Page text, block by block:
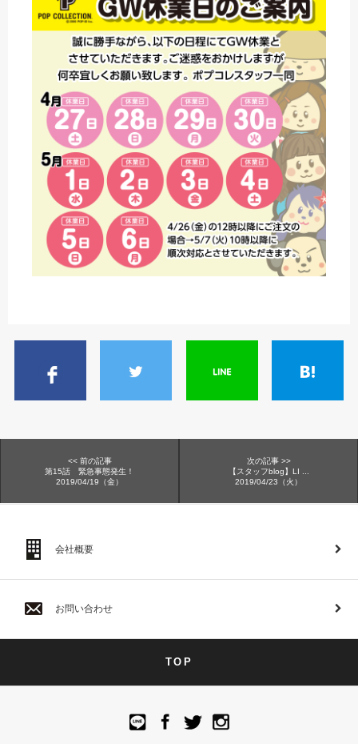
<< 前の記事
第15話 緊急事態発生！
2019/04/19（金）
次の記事 >>
【スタッフblog】LI ...
2019/04/23（火）
会社概要
お問い合わせ
TOP